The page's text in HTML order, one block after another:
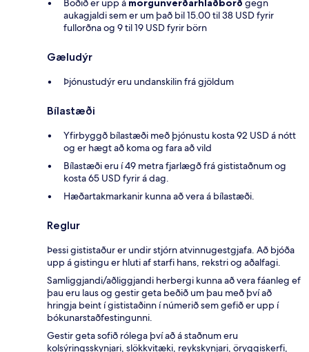
Boðið er upp á morgunverðarhlaðborð gegn
aukagjaldi sem er um það bil 15.00 til 38 USD fyrir
fullorðna og 9 til 19 USD fyrir börn
Gæludýr
Þjónustudýr eru undanskilin frá gjöldum
Bílastæði
Yfirbyggð bílastæði með þjónustu kosta 92 USD á nótt
og er hægt að koma og fara að vild
Bílastæði eru í 49 metra fjarlægð frá gististaðnum og
kosta 65 USD fyrir á dag.
Hæðartakmarkanir kunna að vera á bílastæði.
Reglur
Þessi gististaður er undir stjórn atvinnugestgjafa. Að bjóða
upp á gistingu er hluti af starfi hans, rekstri og aðalfagi.
Samliggjandi/aðliggjandi herbergi kunna að vera fáanleg ef
þau eru laus og gestir geta beðið um þau með því að
hringja beint í gististaðinn í númerið sem gefið er upp í
bókunarstaðfestingunni.
Gestir geta sofið rólega því að á staðnum eru
kolsýringsskynjari, slökkvitæki, reykskynjari, öryggiskerfi,